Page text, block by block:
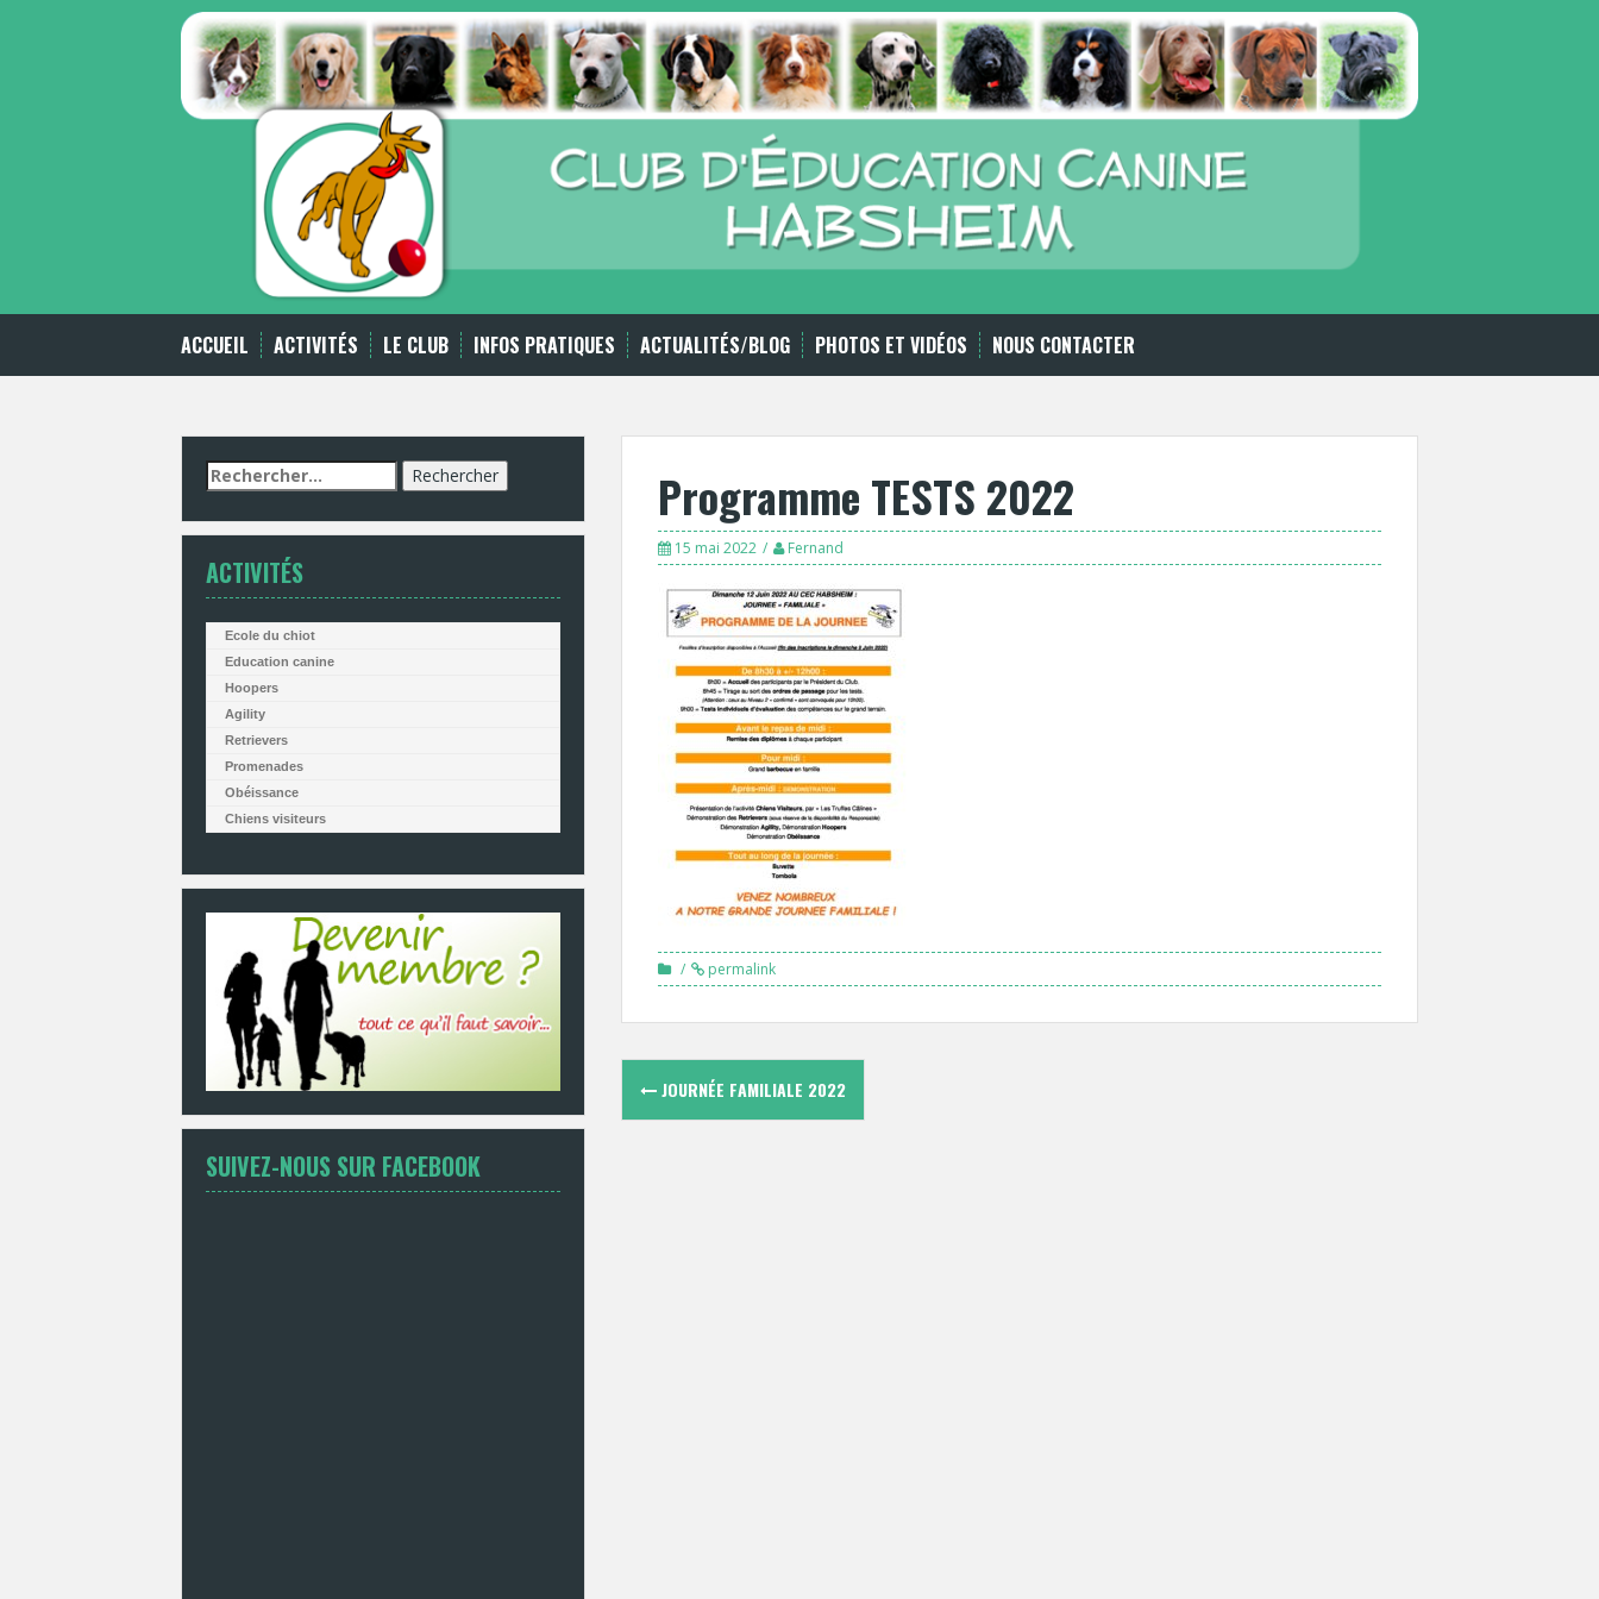
ACCUEIL ACTIVITÉS LE CLUB INFOS PRATIQUES ACTUALITÉS/BLOG PHOTOS ET VIDÉOS NOUS CONTACTER
Programme TESTS 2022
15 mai 2022 Fernand
permalink
Navigation
des
JOURNÉE FAMILIALE 2022
Rechercher :
ACTIVITÉS
Ecole du chiot
Education canine
Hoopers
Agility
Retrievers
Promenades
Obéissance
Chiens visiteurs
SUIVEZ-NOUS SUR FACEBOOK